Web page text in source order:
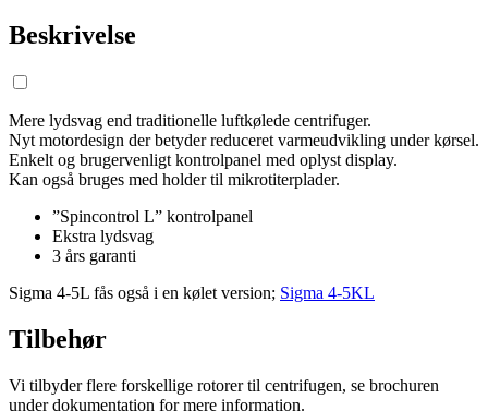
Beskrivelse
Mere lydsvag end traditionelle luftkølede centrifuger.
Nyt motordesign der betyder reduceret varmeudvikling under kørsel.
Enkelt og brugervenligt kontrolpanel med oplyst display.
Kan også bruges med holder til mikrotiterplader.
”Spincontrol L” kontrolpanel
Ekstra lydsvag
3 års garanti
Sigma 4-5L fås også i en kølet version; Sigma 4-5KL
Tilbehør
Vi tilbyder flere forskellige rotorer til centrifugen, se brochuren
under dokumentation for mere information.